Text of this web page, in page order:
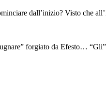
dall’inizio? Visto che
forgiato da Efesto…